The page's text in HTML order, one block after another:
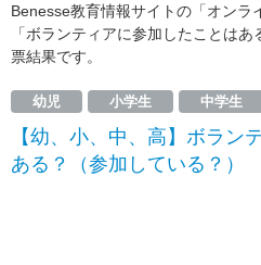
Benesse教育情報サイトの「オンラ
「ボランティアに参加したことは
票結果です。
幼児 小学生 中学生
【幼、小、中、高】ボラン
ある？（参加している？）